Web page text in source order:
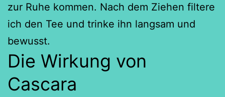
zur Ruhe kommen. Nach dem Ziehen filtere
ich den Tee und trinke ihn langsam und
bewusst.
Die Wirkung von
Cascara